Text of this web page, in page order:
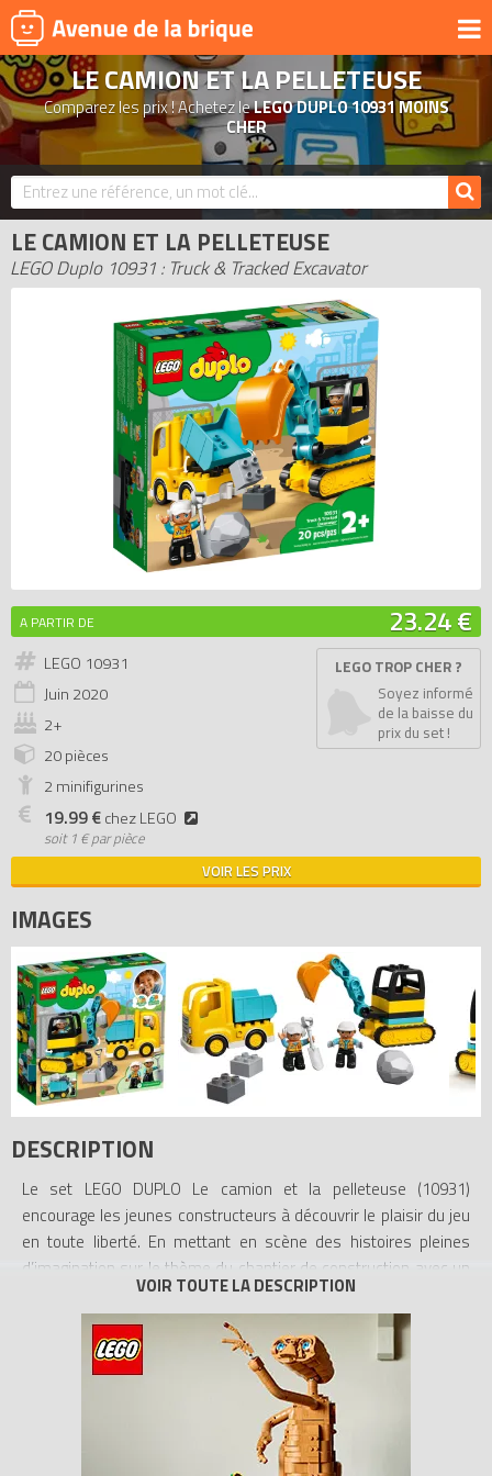
UNIVERS
PRODUITS DÉRIVÉS
NOUVEAUTÉS
LEGO 2026
BONS PLANS
ACTUALITÉS
ASSOCIATIONS DE FANS
EXPOSITIONS LEGO
LEGO LES PLUS CHERS
DERNIERS LEGO AJOUTÉS
LE CAMION ET LA PELLETEUSE
Comparez les prix ! Achetez leLEGO DUPLO 10931 MOINS
CHER
LE CAMION ET LA PELLETEUSE
LEGO Duplo 10931 : Truck & Tracked Excavator
A PARTIR DE 23.24 €
LEGO 10931
Juin 2020
2+
20 pièces
2 minifigurines
19.99 €chez LEGO
soit 1 € par pièce
LEGO TROP CHER ?
Soyez informé
de la baisse du
prix du set !
VOIR LES PRIX
IMAGES
DESCRIPTION
Le set LEGO DUPLO Le camion et la pelleteuse (10931)
encourage les jeunes constructeurs à découvrir le plaisir du jeu
en toute liberté. En mettant en scène des histoires pleines
d’imagination sur le thème du chantier de construction avec un
camion, une pelleteuse et 2 ouvriers, les tout-petits
développent de précieuses compétences physiques et
cognitives qui leur seront utiles toute la vie.
Jouet sur le thème de la construction, avec véhicules et ouvriers.
Avec 2 ouvriers de chantier, un camion à benne basculante et
une pelleteuse sur chenilles avec cabine rotative, les tout-petits
et leurs parents ont tout ce dont ils ont besoin pour venir à bout